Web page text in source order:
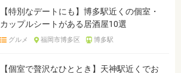
【特別なデートにも】博多駅近くの個室・
カップルシートがある居酒屋10選
グルメ 福岡市博多区 博多駅
【個室で贅沢なひととき】天神駅近くでお